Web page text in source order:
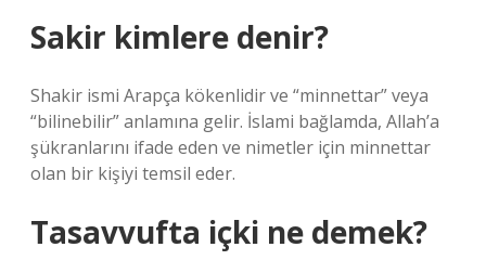
Sakir kimlere denir?
Shakir ismi Arapça kökenlidir ve “minnettar” veya
“bilinebilir” anlamına gelir. İslami bağlamda, Allah’a
şükranlarını ifade eden ve nimetler için minnettar
olan bir kişiyi temsil eder.
Tasavvufta içki ne demek?